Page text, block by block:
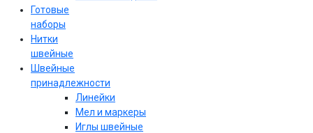
Готовые
наборы
Нитки
швейные
Швейные
принадлежности
Линейки
Мел и маркеры
Иглы швейные